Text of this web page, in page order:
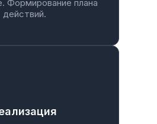
Формирование плана
действий.